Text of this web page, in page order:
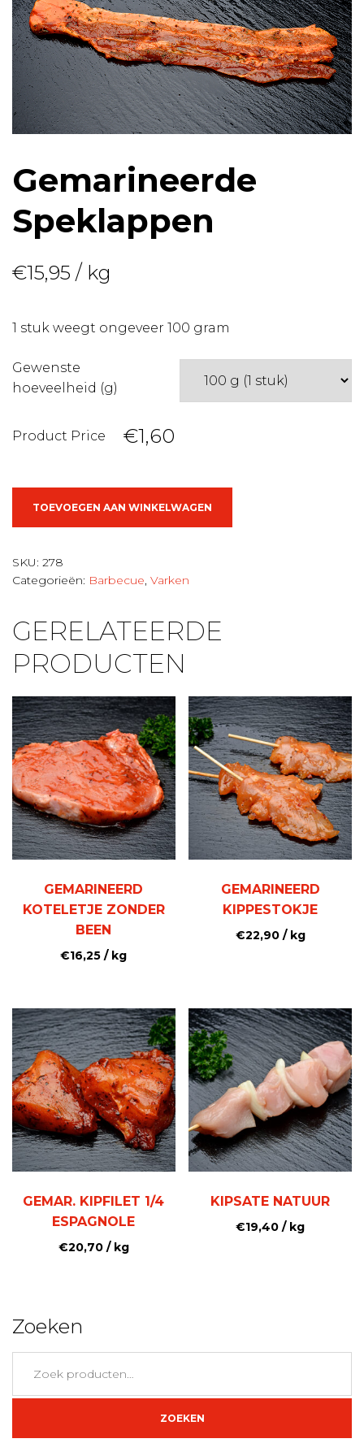
Gemarineerde
Speklappen
€15,95 / kg
1 stuk weegt ongeveer 100 gram
Gewenste
hoeveelheid (g)
Product Price €1,60
TOEVOEGEN AAN WINKELWAGEN
SKU: 278
Categorieën: Barbecue, Varken
GERELATEERDE
PRODUCTEN
GEMARINEERD
KOTELETJE ZONDER
BEEN
€16,25 / kg
GEMARINEERD
KIPPESTOKJE
€22,90/ kg
GEMAR. KIPFILET 1/4
ESPAGNOLE
€20,70/ kg
KIPSATE NATUUR
€19,40 / kg
Zoeken
naar:
ZOEKEN